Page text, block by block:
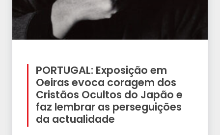
PORTUGAL: Exposição em
Oeiras evoca coragem dos
Cristãos Ocultos do Japão e
faz lembrar as perseguições
da actualidade